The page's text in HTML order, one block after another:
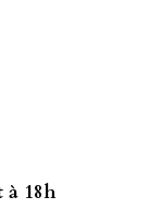
à 18h